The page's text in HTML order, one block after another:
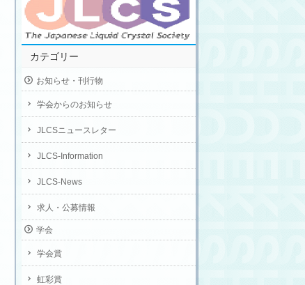
カテゴリー
お知らせ・刊行物
学会からのお知らせ
JLCSニュースレター
JLCS-Information
JLCS-News
求人・公募情報
学会
学会賞
虹彩賞